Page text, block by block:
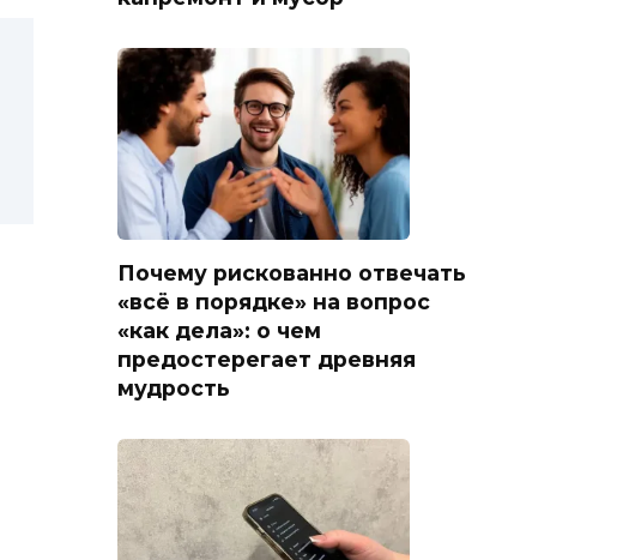
Почему рискованно отвечать
«всё в порядке» на вопрос
«как дела»: о чем
предостерегает древняя
мудрость